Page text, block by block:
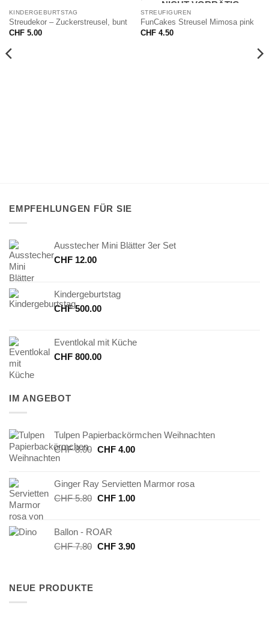
KINDERGEBURTSTAG
Streudekor – Zuckerstreusel, bunt
CHF5.00
NICHT VORRÄTIG
STREUFIGUREN
FunCakes Streusel Mimosa pink
CHF4.50
EMPFEHLUNGEN FÜR SIE
Ausstecher Mini Blätter 3er Set
CHF 12.00
Kindergeburtstag
CHF500.00
Eventlokal mit Küche
CHF 800.00
IM ANGEBOT
Tulpen Papierbackörmchen Weihnachten
CHF8.00 Ursprünglicher
CHF 8.00
CHF4.00Aktueller
CHF 4.00.
Ginger Ray Servietten Marmor rosa
CHF5.80 Ursprünglicher
CHF 5.80
CHF1.00Aktueller
Ballon - ROAR
CHF7.80 Ursprünglicher
CHF3.90Aktueller
NEUE PRODUKTE